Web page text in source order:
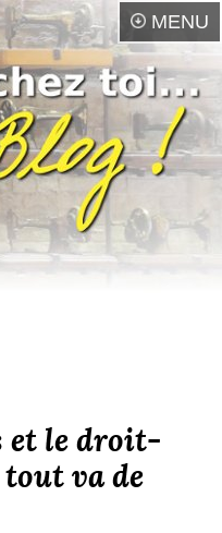
MENU
et le droit-
va de